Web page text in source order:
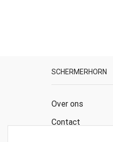
SCHERMERHORN
Over ons
Contact